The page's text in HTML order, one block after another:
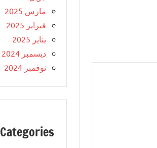
مارس 2025
فبراير 2025
يناير 2025
ديسمبر 2024
نوفمبر 2024
Categories